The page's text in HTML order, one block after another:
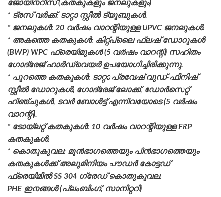
ജോയിനറീസ് (കതകുകളും ജനലുകളും)
* ട്രസ് വർക്ക്: ടാറ്റാ സ്റ്റീൽ ട്യൂബുകൾ.
* ജനലുകൾ: 20 വർഷം വാറന്റിയുള്ള UPVC ജനലുകൾ.
* അകത്തെ കതകുകൾ: കിറ്റ്പ്ലൈ ഫ്ലഷ് ഡോറുകൾ
(BWP) WPC ഫ്രെയിമുകൾ (5 വർഷം വാറന്റി) സഹിതം
ഗോദ്രേജ് ഹാർഡ്‌വെയർ ഉപയോഗിച്ചിരിക്കുന്നു.
* പുറത്തെ കതകുകൾ: ടാറ്റാ പ്രവേഷ് വുഡ്-ഫിനിഷ്
സ്റ്റീൽ ഡോറുകൾ, ഗോദ്രേജ് ലോക്ക്, ഡോർസെറ്റ്
ഹിഞ്ചുകൾ, ടവർ ബോൾട്ട് എന്നിവയോടെ (5 വർഷം
വാറന്റി).
* ടോയ്ലറ്റ് കതകുകൾ: 10 വർഷം വാറന്റിയുള്ള FRP
കതകുകൾ.
* കൊതുകുവല: മുൻഭാഗത്തെയും പിൻഭാഗത്തെയും
കതകുകൾക്ക് അലുമിനിയം പൗഡർ കോട്ടഡ്
ഫ്രെയിമിൽ SS 304 ഗ്രേഡ് കൊതുകുവല.
PHE ഇനങ്ങൾ (പ്ലംബിംഗ്, സാനിറ്ററി)